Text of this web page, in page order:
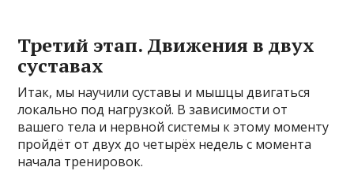
Третий этап. Движения в двух
суставах
Итак, мы научили суставы и мышцы двигаться
локально под нагрузкой. В зависимости от
вашего тела и нервной системы к этому моменту
пройдёт от двух до четырёх недель с момента
начала тренировок.